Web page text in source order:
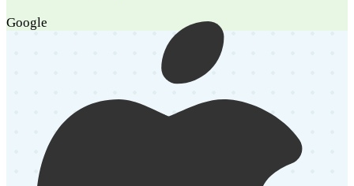
Google